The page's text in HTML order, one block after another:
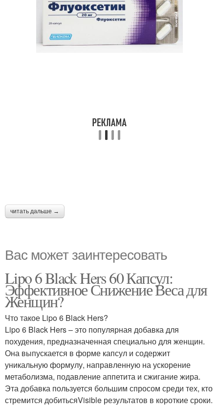
читать дальше →
Вас может заинтересовать
Lipo 6 Black Hers 60 Капсул:
Эффективное Снижение Веса для
Женщин?
Что такое Lipo 6 Black Hers?
Lipo 6 Black Hers – это популярная добавка для
похудения, предназначенная специально для женщин.
Она выпускается в форме капсул и содержит
уникальную формулу, направленную на ускорение
метаболизма, подавление аппетита и сжигание жира.
Эта добавка пользуется большим спросом среди тех, кто
стремится добитьсяVisible результатов в короткие сроки.